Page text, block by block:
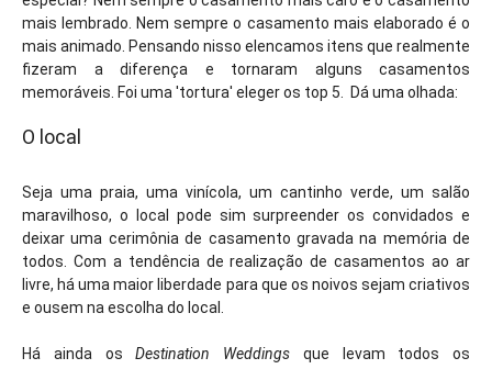
mais lembrado. Nem sempre o casamento mais elaborado é o
mais animado. Pensando nisso elencamos itens que realmente
fizeram a diferença e tornaram alguns casamentos
memoráveis. Foi uma 'tortura' eleger os top 5. Dá uma olhada:
O local
Seja uma praia, uma vinícola, um cantinho verde, um salão
maravilhoso, o local pode sim surpreender os convidados e
deixar uma cerimônia de casamento gravada na memória de
todos. Com a tendência de realização de casamentos ao ar
livre, há uma maior liberdade para que os noivos sejam criativos
e ousem na escolha do local.
Há ainda osDestination Weddings que levam todos os